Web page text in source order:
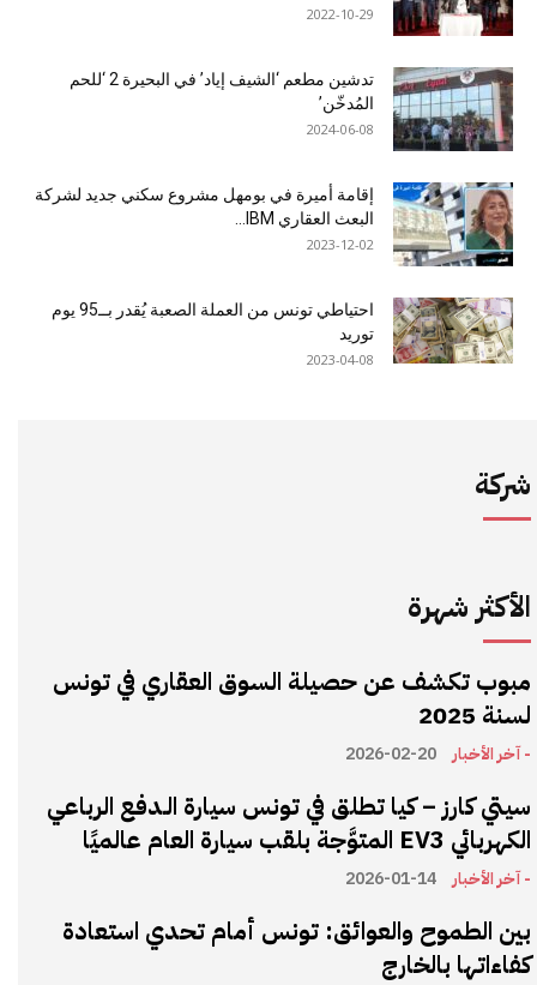
2022-10-29
تدشين مطعم ‘الشيف إياد’ في البحيرة 2 ‘للحم
المُدخّن’
2024-06-08
إقامة أميرة في بومهل مشروع سكني جديد لشركة
البعث العقاري IBM...
2023-12-02
احتياطي تونس من العملة الصعبة يُقدر بــ95 يوم
توريد
2023-04-08
شركة
الأكثر شهرة
مبوب تكشف عن حصيلة السوق العقاري في تونس
لسنة 2025
- آخر الأخبار 2026-02-20
سيتي كارز – كيا تطلق في تونس سيارة الـدفع الرباعي
الكهربائي EV3 المتوَّجة بلقب سيارة العام عالميًا
- آخر الأخبار 2026-01-14
بين الطموح والعوائق: تونس أمام تحدي استعادة
كفاءاتها بالخارج